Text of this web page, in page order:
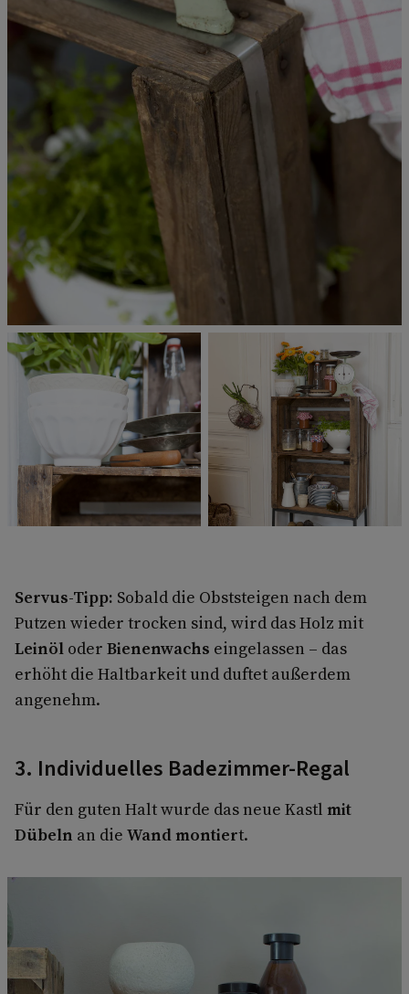
Servus-Tipp: Sobald die Obststeigen nach dem
Putzen wieder trocken sind, wird das Holz mit
Leinöl oder Bienenwachs eingelassen – das
erhöht die Haltbarkeit und duftet außerdem
angenehm.
3. Individuelles Badezimmer-Regal
Für den guten Halt wurde das neue Kastl mit
Dübeln an die Wand montiert.